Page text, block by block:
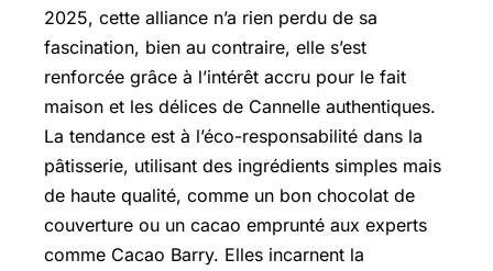
2025, cette alliance n’a rien perdu de sa
fascination, bien au contraire, elle s’est
renforcée grâce à l’intérêt accru pour le fait
maison et les délices de Cannelle authentiques.
La tendance est à l’éco-responsabilité dans la
pâtisserie, utilisant des ingrédients simples mais
de haute qualité, comme un bon chocolat de
couverture ou un cacao emprunté aux experts
comme Cacao Barry. Elles incarnent la